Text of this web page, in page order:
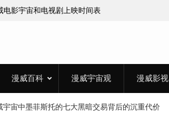
电影宇宙和电视剧上映时间表
漫威百科 漫威宇宙观 漫威影视
宇宙中墨菲斯托的七大黑暗交易背后的沉重代价